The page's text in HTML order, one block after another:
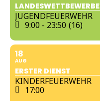
LANDESWETTBEWERBE
JUGENDFEUERWEHR
9:00 - 23:50 (16)
18
AUG
ERSTER DIENST
KINDERFEUERWEHR
17:00